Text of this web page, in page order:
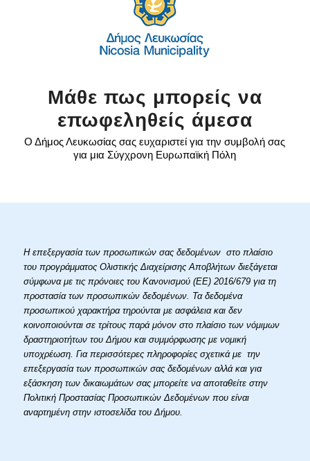
Μάθε πως μπορείς να
επωφεληθείς άμεσα
Ο Δήμος Λευκωσίας σας ευχαριστεί για την συμβολή σας
για μια Σύγχρονη Ευρωπαϊκή Πόλη
Η επεξεργασία των προσωπικών σας δεδομένων στο πλαίσιο
του προγράμματος Ολιστικής Διαχείρισης Αποβλήτων διεξάγεται
σύμφωνα με τις πρόνοιες του Κανονισμού (ΕΕ) 2016/679 για τη
προστασία των προσωπικών δεδομένων. Τα δεδομένα
προσωπικού χαρακτήρα τηρούνται με ασφάλεια και δεν
κοινοποιούνται σε τρίτους παρά μόνον στο πλαίσιο των νόμιμων
δραστηριοτήτων του Δήμου και συμμόρφωσης με νομική
υποχρέωση. Για περισσότερες πληροφορίες σχετικά με την
επεξεργασία των προσωπικών σας δεδομένων αλλά και για
εξάσκηση των δικαιωμάτων σας μπορείτε να αποταθείτε στην
Πολιτική Προστασίας Προσωπικών Δεδομένων που είναι
αναρτημένη στην ιστοσελίδα του Δήμου.